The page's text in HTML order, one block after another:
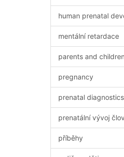
human prenatal
mentální retardace
parents and children
pregnancy
prenatal diagnostics
prenatální vývoj
příběhy